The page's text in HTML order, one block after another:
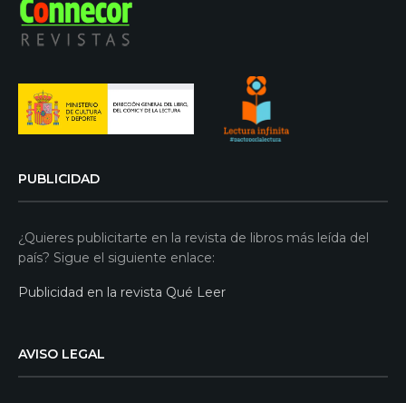
PUBLICIDAD
¿Quieres publicitarte en la revista de libros más leída del
país? Sigue el siguiente enlace:
Publicidad en la revista Qué Leer
AVISO LEGAL